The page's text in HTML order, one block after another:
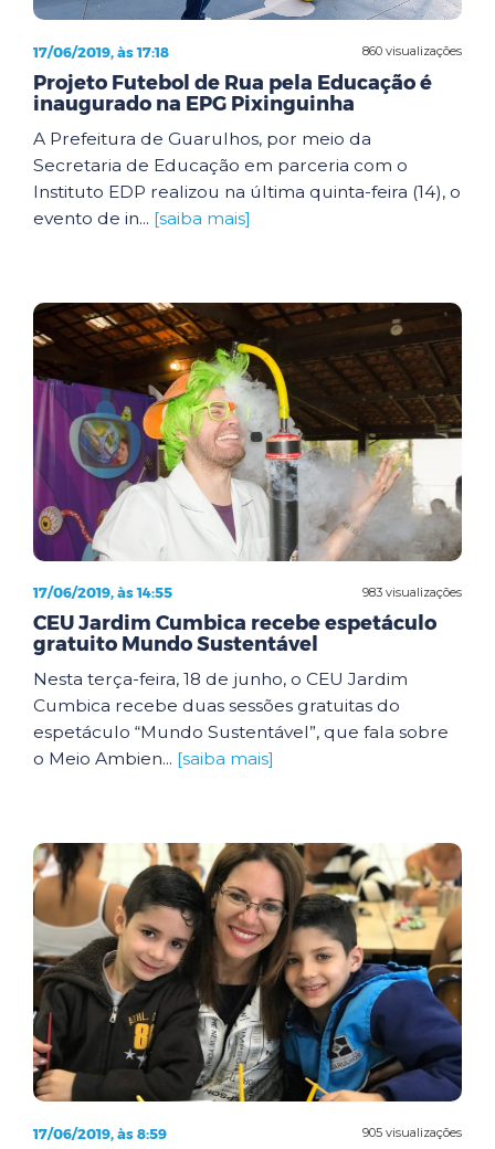
860 visualizações
17/06/2019, às 17:18
Projeto Futebol de Rua pela Educação é
inaugurado na EPG Pixinguinha
A Prefeitura de Guarulhos, por meio da
Secretaria de Educação em parceria com o
Instituto EDP realizou na última quinta-feira (14), o
evento de in... [saiba mais]
983 visualizações
17/06/2019, às 14:55
CEU Jardim Cumbica recebe espetáculo
gratuito Mundo Sustentável
Nesta terça-feira, 18 de junho, o CEU Jardim
Cumbica recebe duas sessões gratuitas do
espetáculo “Mundo Sustentável”, que fala sobre
o Meio Ambien... [saiba mais]
905 visualizações
17/06/2019, às 8:59